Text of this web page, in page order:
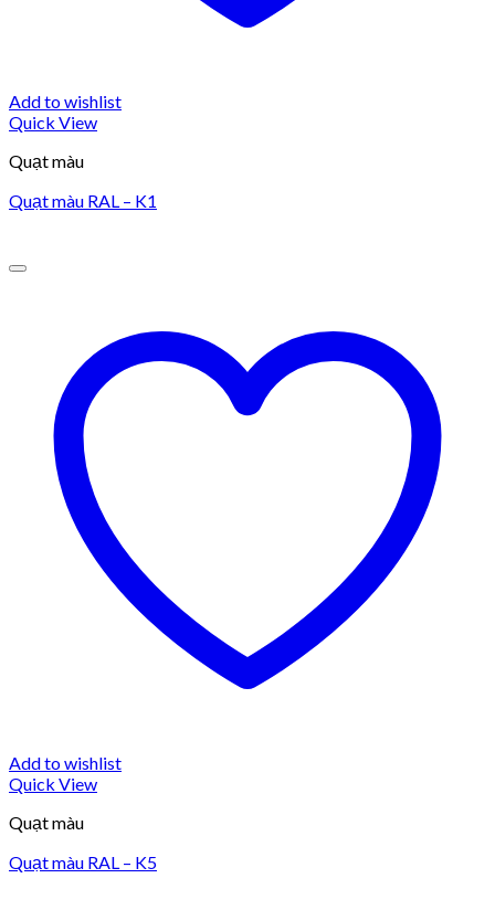
Add to wishlist
Quick View
Quạt màu
Quạt màu RAL – K1
Add to wishlist
Quick View
Quạt màu
Quạt màu RAL – K5